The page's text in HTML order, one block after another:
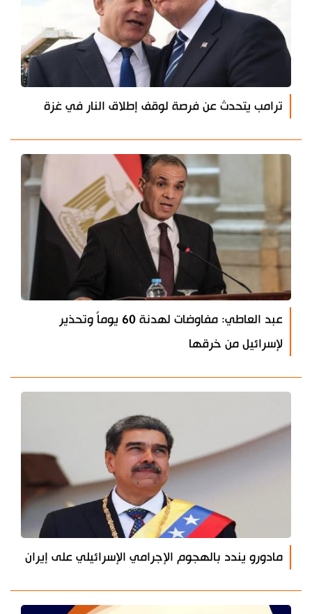
ترامب يتحدث عن فرصة لوقف إطلاق النار في غزة
عبد العاطي: مفاوضات لهدنة 60 يوماً وتحذير
لإسرائيل من خرقها
مادورو يندد بالهجوم الإجرامي الإسرائيلي على إيران